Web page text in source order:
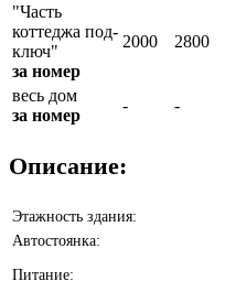
"Часть
коттеджа под-
ключ"
за номер
2000 2800
весь дом
за номер
- -
Описание:
Этажность здания:
Автостоянка:
Питание: